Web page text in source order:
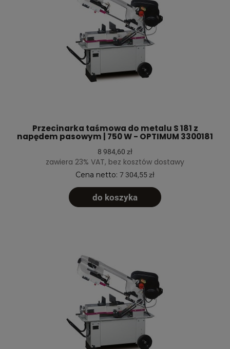
Przecinarka taśmowa do metalu S 181 z
napędem pasowym | 750 W - OPTIMUM 3300181
8 984,60 zł
zawiera 23% VAT, bez kosztów dostawy
Cena netto: 7 304,55 zł
do koszyka